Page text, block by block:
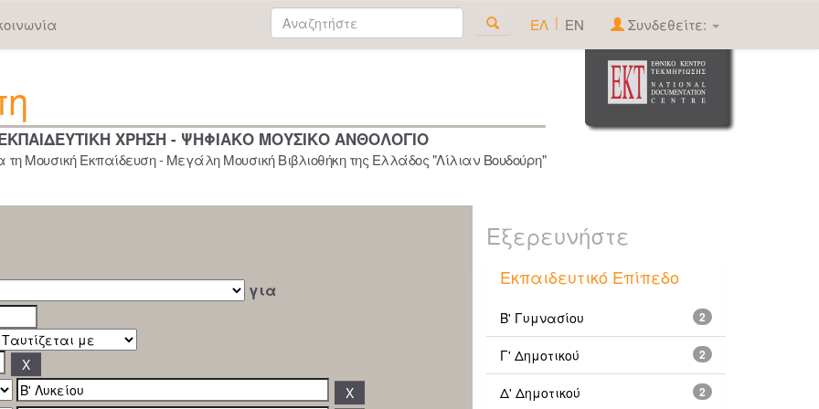
ΕΛ | EN Συνδεθείτε:
ΧΡΗΣΗ - ΨΗΦΙΑΚΟ ΜΟΥΣΙΚΟ ΑΝΘΟΛΟΓΙΟ
Μουσική Εκπαίδευση - Μεγάλη Μουσική Βιβλιοθήκη της Ελλάδος "Λίλιαν Βουδούρη"
για
Εξερευνήστε
Εκπαιδευτικό Επίπεδο
2
Β' Γυμνασίου
2
Γ' Δημοτικού
2
Δ' Δημοτικού